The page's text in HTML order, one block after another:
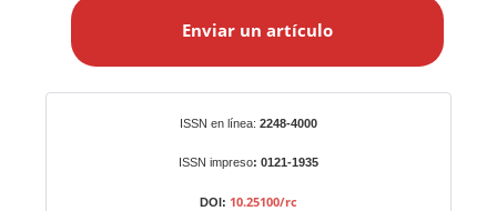
a
Enviar un artículo
ISSN en línea: 2248-4000
ISSN impreso: 0121-1935
DOI: 10.25100/rc